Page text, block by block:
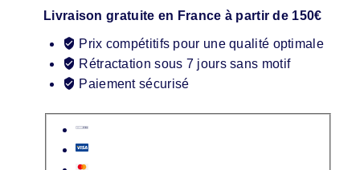
Livraison gratuite en France à partir de 150€
Prix compétitifs pour une qualité optimale
Rétractation sous 7 jours sans motif
Paiement sécurisé